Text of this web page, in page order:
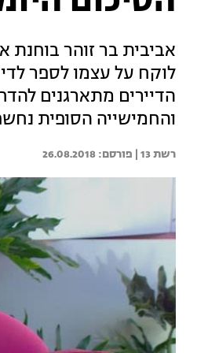
אביבית בר זוהר בוחנת
לוקח על עצמו לספר
הדיירים מתארגנים
והחמישייה הסופית
רשת 13 | 26.08.2018